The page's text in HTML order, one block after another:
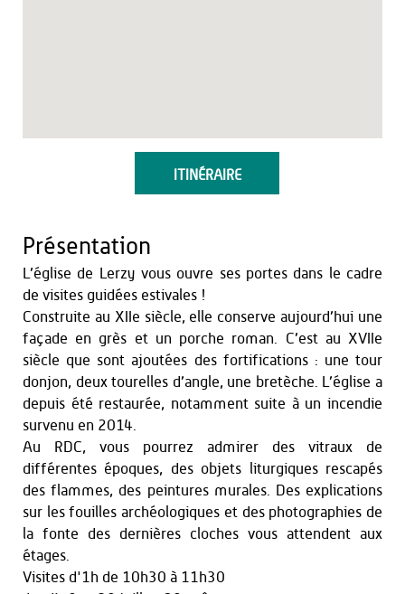
ITINÉRAIRE
Présentation
L’église de Lerzy vous ouvre ses portes dans le cadre
de visites guidées estivales !
Construite au XIIe siècle, elle conserve aujourd’hui une
façade en grès et un porche roman. C’est au XVIIe
siècle que sont ajoutées des fortifications : une tour
donjon, deux tourelles d’angle, une bretèche. L’église a
depuis été restaurée, notamment suite à un incendie
survenu en 2014.
Au RDC, vous pourrez admirer des vitraux de
différentes époques, des objets liturgiques rescapés
des flammes, des peintures murales. Des explications
sur les fouilles archéologiques et des photographies de
la fonte des dernières cloches vous attendent aux
étages.
Visites d'1h de 10h30 à 11h30